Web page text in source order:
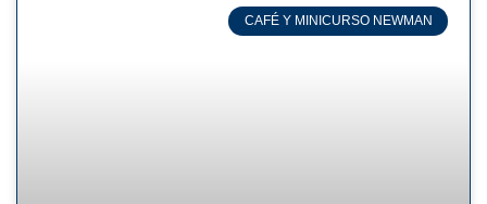
CAFÉ Y MINICURSO NEWMAN